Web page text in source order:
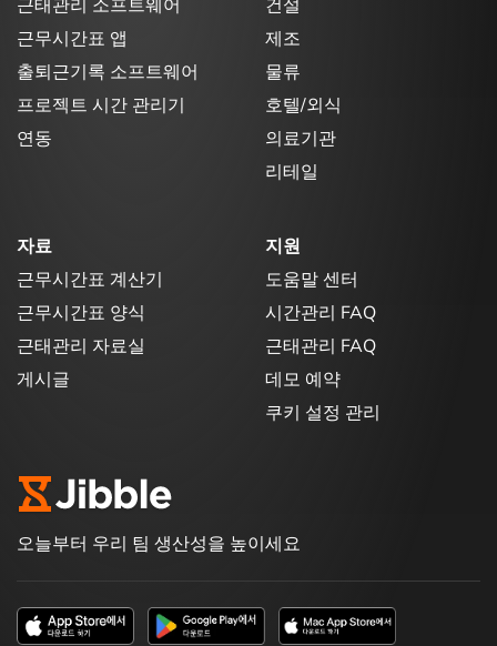
근태관리 소프트웨어
근무시간표 앱
출퇴근기록 소프트웨어
프로젝트 시간 관리기
연동
건설
제조
물류
호텔/외식
의료기관
리테일
자료
근무시간표 계산기
근무시간표 양식
근태관리 자료실
게시글
지원
도움말 센터
시간관리 FAQ
근태관리 FAQ
데모 예약
쿠키 설정 관리
오늘부터 우리 팀 생산성을 높이세요